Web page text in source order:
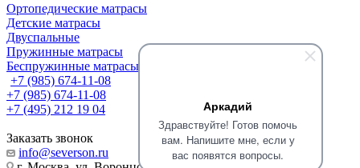
Аркадий
Здравствуйте! Готов помочь
вам. Напишите мне, если у
вас появятся вопросы.
Ортопедические матрасы
Детские матрасы
Двуспальные
Пружинные матрасы
Беспружинные матрасы
+7 (985) 674-11-08
+7 (985) 674-11-08
+7 (495) 212 19 04
Заказать звонок
info@severson.ru